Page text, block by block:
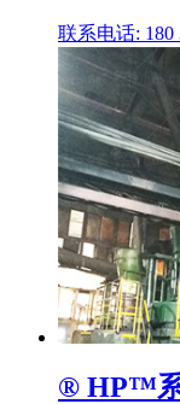
联系电话: 180
® HP™